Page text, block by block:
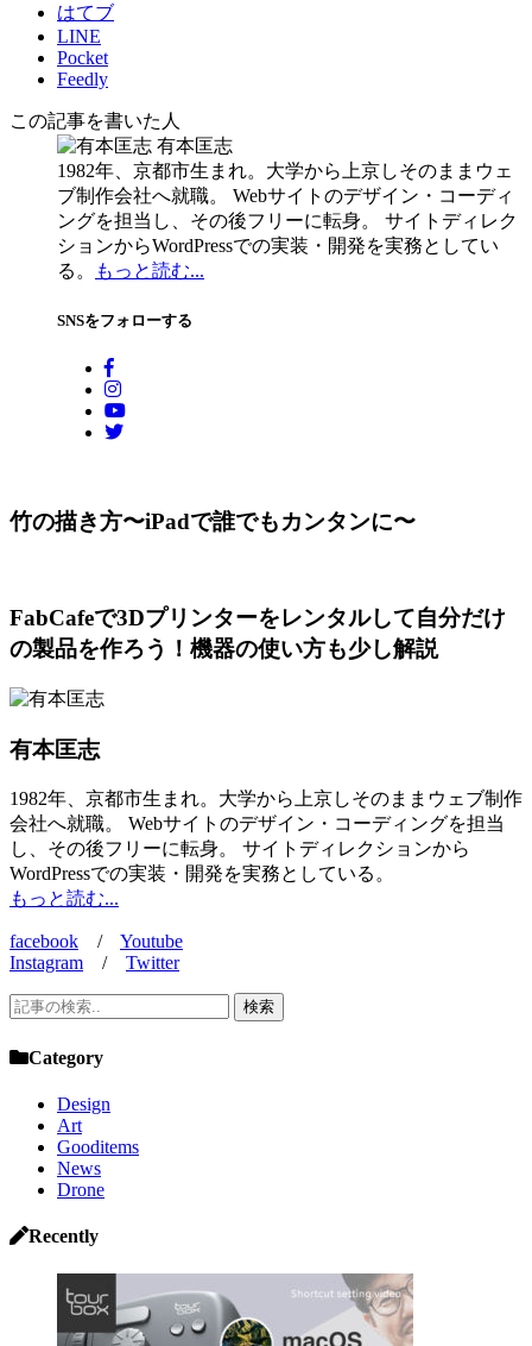
はてブ
LINE
Pocket
Feedly
この記事を書いた人
有本匡志
1982年、京都市生まれ。大学から上京しそのままウェ
ブ制作会社へ就職。 Webサイトのデザイン・コーディ
ングを担当し、その後フリーに転身。 サイトディレク
ションからWordPressでの実装・開発を実務としてい
る。
もっと読む...
SNSをフォローする
竹の描き方〜iPadで誰でもカンタンに〜
FabCafeで3Dプリンターをレンタルして自分だけ
の製品を作ろう！機器の使い方も少し解説
有本匡志
1982年、京都市生まれ。大学から上京しそのままウェブ制作
会社へ就職。 Webサイトのデザイン・コーディングを担当
し、その後フリーに転身。 サイトディレクションから
WordPressでの実装・開発を実務としている。
もっと読む...
facebook / Youtube
Instagram / Twitter
Category
Design
Art
Gooditems
News
Drone
Recently